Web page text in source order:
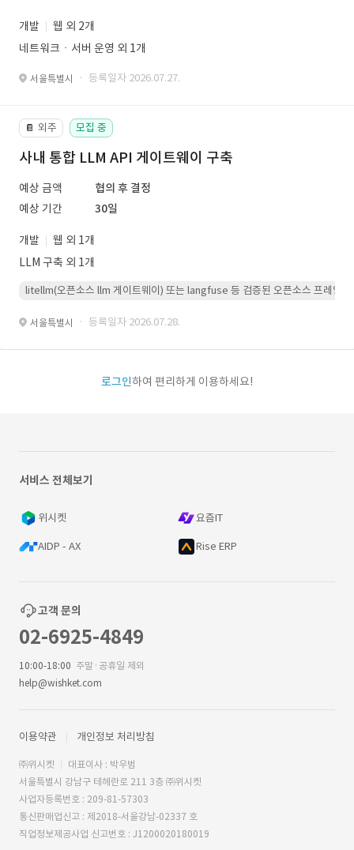
개발
웹 외 2개
네트워크ㆍ서버 운영 외 1개
서울특별시 · 등록일자 2026.07.27.
📔 외주 모집 중
사내 통합 LLM API 게이트웨이 구축
예상 금액
협의 후 결정
예상 기간
30일
개발
웹 외 1개
LLM 구축 외 1개
litellm(오픈소스 llm 게이트웨이) 또는 langfuse 등 검증된 오픈소스 프레임워
서울특별시 · 등록일자 2026.07.28.
로그인하여 편리하게 이용하세요!
서비스 전체보기
위시켓 요즘IT
AIDP - AX Rise ERP
고객 문의
02-6925-4849
10:00-18:00 주말·공휴일 제외
help@wishket.com
이용약관 개인정보 처리방침
㈜위시켓
대표이사 : 박우범
서울특별시 강남구 테헤란로 211 3층 ㈜위시켓
사업자등록번호 : 209-81-57303
통신판매업신고 : 제2018-서울강남-02337 호
직업정보제공사업 신고번호 : J1200020180019